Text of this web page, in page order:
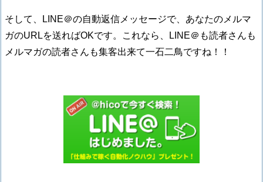
そして、LINE＠の自動返信メッセージで、あなたのメルマ
ガのURLを送ればOKです。これなら、LINE＠も読者さんも
メルマガの読者さんも集客出来て一石二鳥ですね！！